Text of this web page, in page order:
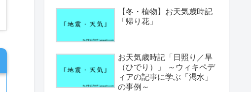
【冬・植物】お天気歳時記
「帰り花」
お天気歳時記「日照り／旱
（ひでり）」 ～ウィキペデ
ィアの記事に学ぶ「渇水」
の事例～